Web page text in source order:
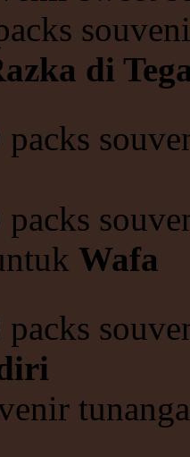
di
packs
Wafa